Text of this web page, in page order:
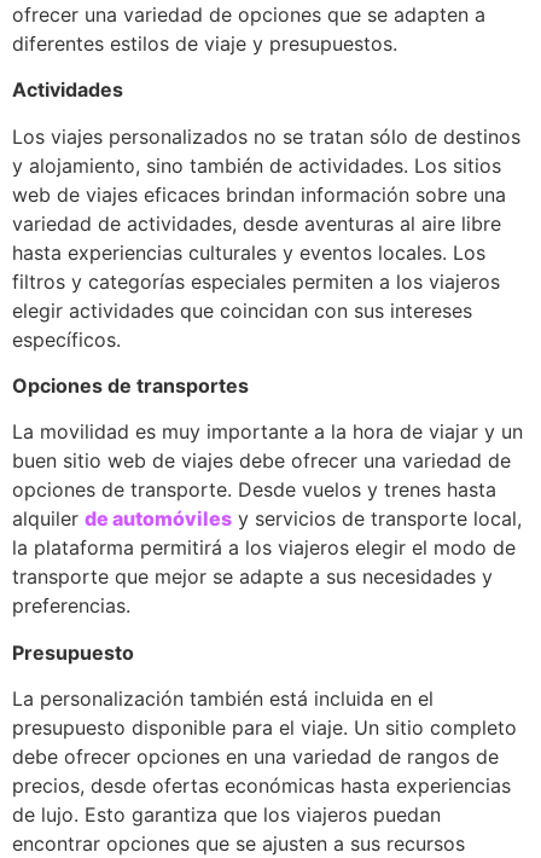
ofrecer una variedad de opciones que se adapten a
diferentes estilos de viaje y presupuestos.
Actividades
Los viajes personalizados no se tratan sólo de destinos
y alojamiento, sino también de actividades. Los sitios
web de viajes eficaces brindan información sobre una
variedad de actividades, desde aventuras al aire libre
hasta experiencias culturales y eventos locales. Los
filtros y categorías especiales permiten a los viajeros
elegir actividades que coincidan con sus intereses
específicos.
Opciones de transportes
La movilidad es muy importante a la hora de viajar y un
buen sitio web de viajes debe ofrecer una variedad de
opciones de transporte. Desde vuelos y trenes hasta
alquiler de automóviles y servicios de transporte local,
la plataforma permitirá a los viajeros elegir el modo de
transporte que mejor se adapte a sus necesidades y
preferencias.
Presupuesto
La personalización también está incluida en el
presupuesto disponible para el viaje. Un sitio completo
debe ofrecer opciones en una variedad de rangos de
precios, desde ofertas económicas hasta experiencias
de lujo. Esto garantiza que los viajeros puedan
encontrar opciones que se ajusten a sus recursos